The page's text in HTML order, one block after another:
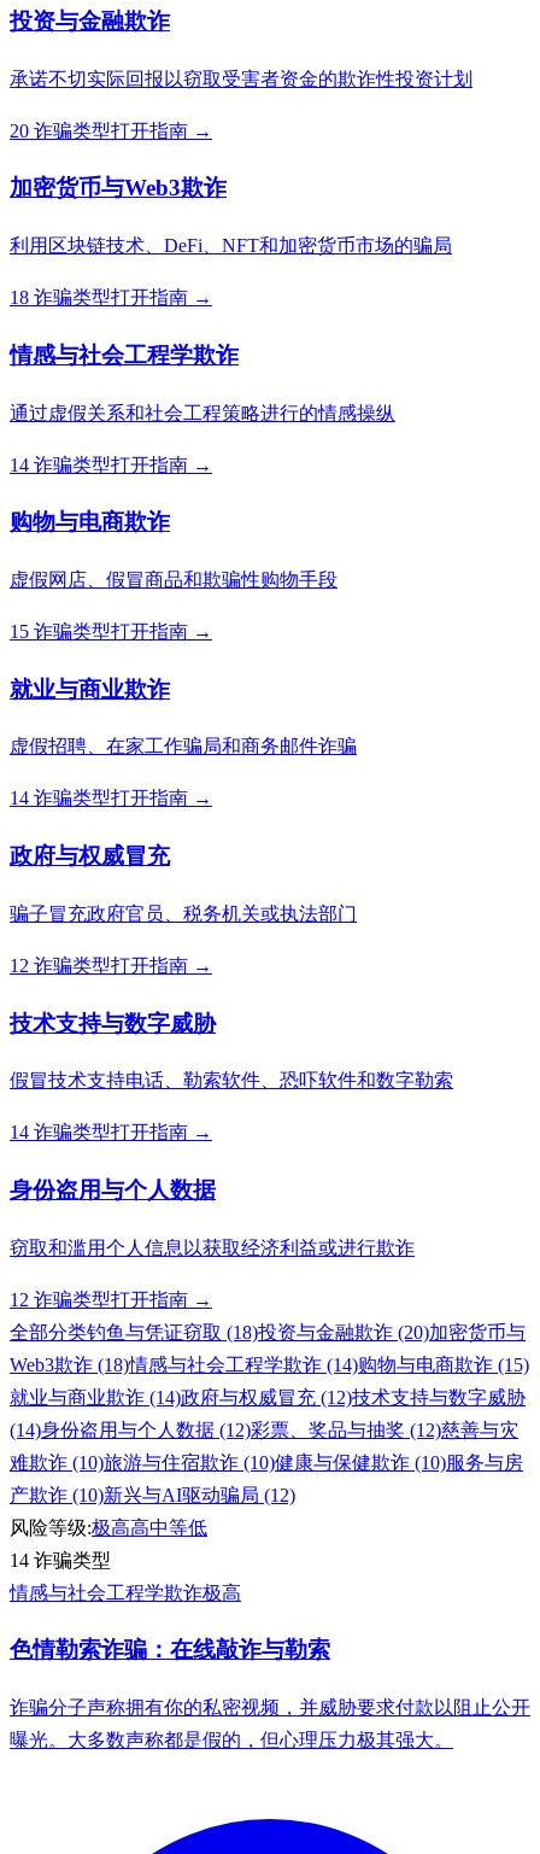
投资与金融欺诈
承诺不切实际回报以窃取受害者资金的欺诈性投资计划
20 诈骗类型打开指南 →
加密货币与Web3欺诈
利用区块链技术、DeFi、NFT和加密货币市场的骗局
18 诈骗类型打开指南 →
情感与社会工程学欺诈
通过虚假关系和社会工程策略进行的情感操纵
14 诈骗类型打开指南 →
购物与电商欺诈
虚假网店、假冒商品和欺骗性购物手段
15 诈骗类型打开指南 →
就业与商业欺诈
虚假招聘、在家工作骗局和商务邮件诈骗
14 诈骗类型打开指南 →
政府与权威冒充
骗子冒充政府官员、税务机关或执法部门
12 诈骗类型打开指南 →
技术支持与数字威胁
假冒技术支持电话、勒索软件、恐吓软件和数字勒索
14 诈骗类型打开指南 →
身份盗用与个人数据
窃取和滥用个人信息以获取经济利益或进行欺诈
12 诈骗类型打开指南 →
全部分类钓鱼与凭证窃取 (18)投资与金融欺诈 (20)加密货币与
Web3欺诈 (18)情感与社会工程学欺诈 (14)购物与电商欺诈 (15)
就业与商业欺诈 (14)政府与权威冒充 (12)技术支持与数字威胁
(14)身份盗用与个人数据 (12)彩票、奖品与抽奖 (12)慈善与灾
难欺诈 (10)旅游与住宿欺诈 (10)健康与保健欺诈 (10)服务与房
产欺诈 (10)新兴与AI驱动骗局 (12)
风险等级:极高高中等低
14 诈骗类型
情感与社会工程学欺诈极高
色情勒索诈骗：在线敲诈与勒索
诈骗分子声称拥有你的私密视频，并威胁要求付款以阻止公开
曝光。大多数声称都是假的，但心理压力极其强大。